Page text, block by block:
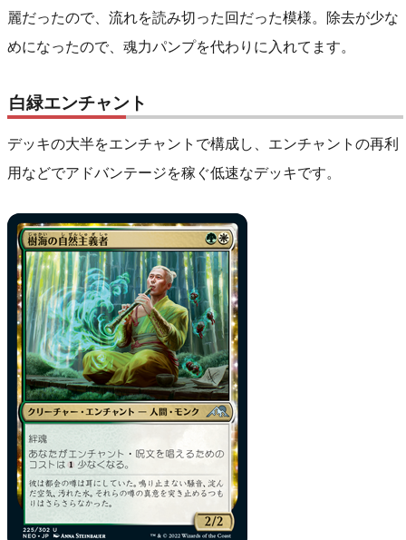
麗だったので、流れを読み切った回だった模様。除去が少な
めになったので、魂力パンプを代わりに入れてます。
白緑エンチャント
デッキの大半をエンチャントで構成し、エンチャントの再利
用などでアドバンテージを稼ぐ低速なデッキです。